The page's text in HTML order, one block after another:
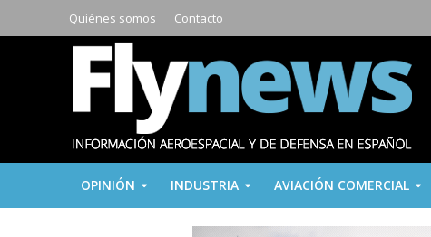
Quiénes somos Contacto
OPINIÓN INDUSTRIA AVIACIÓN COMERCIAL